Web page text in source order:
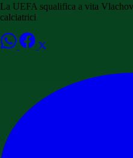
La UEFA squalifica a vita
calciatrici